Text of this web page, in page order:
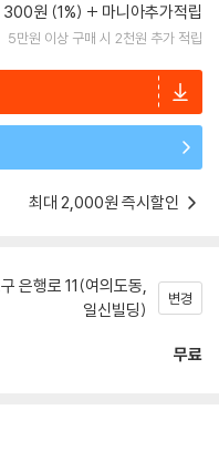
300원 (1%) 마니아추가적립
5만원 이상 구매 시 2천원 추가 적립
최대 2,000원 즉시할인
은행로 11(여의도동,
일신빌딩)
변경
무료